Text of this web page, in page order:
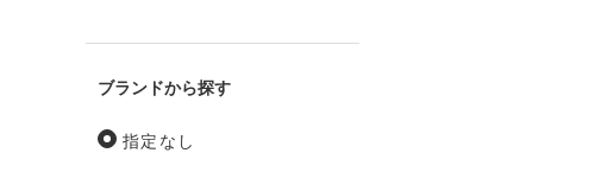
ブランド
指定なし